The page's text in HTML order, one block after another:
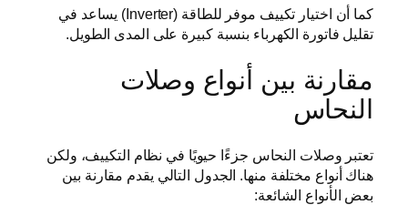
كما أن اختيار تكييف موفر للطاقة (Inverter) يساعد في
تقليل فاتورة الكهرباء بنسبة كبيرة على المدى الطويل.
مقارنة بين أنواع وصلات
النحاس
تعتبر وصلات النحاس جزءًا حيويًا في نظام التكييف، ولكن
هناك أنواع مختلفة منها. الجدول التالي يقدم مقارنة بين
بعض الأنواع الشائعة: